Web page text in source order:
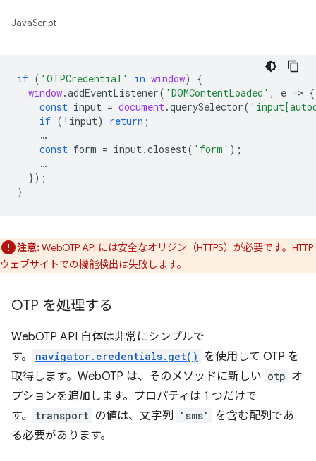
JavaScript
if ( 'OTPCredential' in window)
{
window.addEventListener( 'DOMContentLoaded' , e => {
const input = document.querySelector(
if ( ! input) return ;
…
const form = input.closest( 'form' );
…
});
}
注意:WebOTP API には安全なオリジン（HTTPS）が必要です。HTTP
ウェブサイトでの機能検出は失敗します。
OTP を処理する
WebOTP API 自体は非常にシンプルで
す。
navigator.credentials.get() を使用して OTP を
取得します。WebOTP は、そのメソッドに新しい otp オ
プションを追加します。プロパティは 1 つだけで
す。
transport の値は、文字列 'sms'
を含む配列であ
る必要があります。